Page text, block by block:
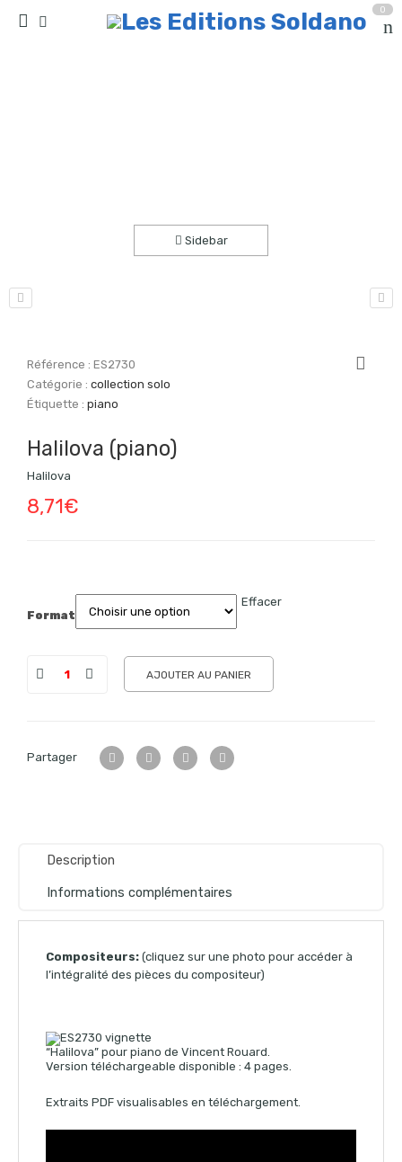
0
Sidebar
Référence :ES2730
Catégorie :collection solo
Étiquette :piano
Halilova (piano)
Halilova
8,71€
Format
Effacer
AJOUTER AU PANIER
Partager
Description
Informations complémentaires
Compositeurs: (cliquez sur une photo pour accéder à
l’intégralité des pièces du compositeur)
“Halilova” pour piano de Vincent Rouard.
Version téléchargeable disponible : 4 pages.
Extraits PDF visualisables en téléchargement.